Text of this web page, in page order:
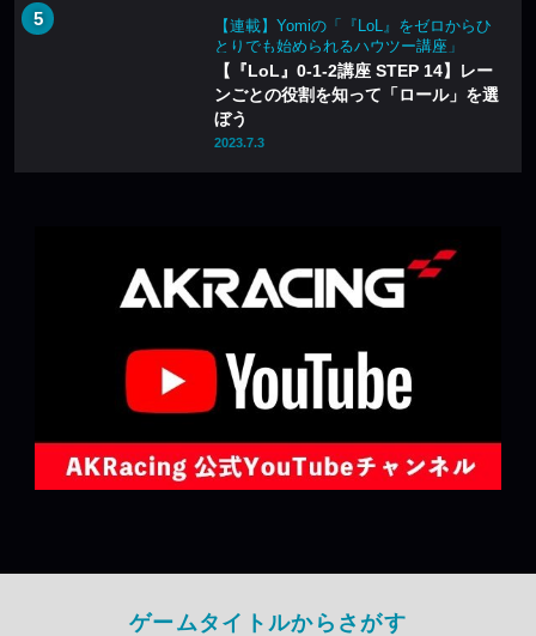
【連載】Yomiの「『LoL』をゼロからひ
とりでも始められるハウツー講座」
【『LoL』0-1-2講座 STEP 14】レー
ンごとの役割を知って「ロール」を選
ぼう
2023.7.3
ゲームタイトルからさがす